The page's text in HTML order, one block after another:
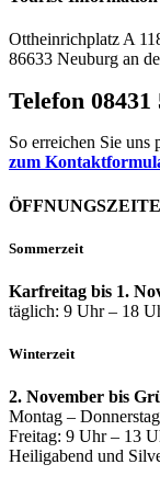
Ottheinrichplatz A
86633 Neuburg an
Telefon 08431
So erreichen Sie uns
zum
Sommerzeit
Karfreitag bis 1.
täglich: 9 Uhr – 18
Winterzeit
2. November bis
Montag –
Freitag: 9 Uhr – 13
Heiligabend und